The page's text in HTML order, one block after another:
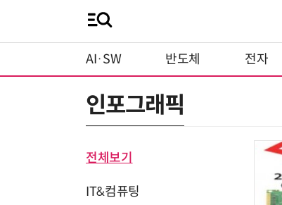
AI·SW 반도체 전자
인포그래픽
전체보기
IT&컴퓨팅